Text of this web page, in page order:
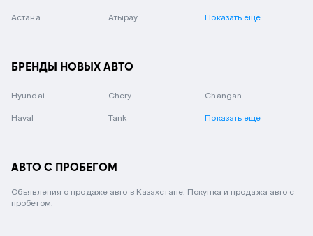
Астана Атырау Показать еще
БРЕНДЫ НОВЫХ АВТО
Hyundai Chery Changan
Haval Tank Показать еще
АВТО С ПРОБЕГОМ
Объявления о продаже авто в Казахстане. Покупка и продажа авто с
пробегом.